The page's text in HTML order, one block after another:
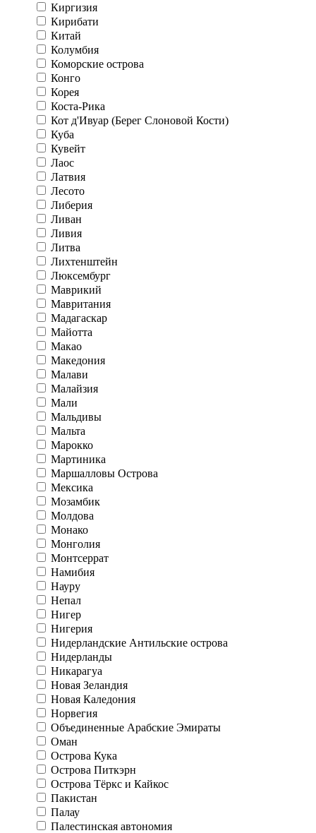
Киргизия
Кирибати
Китай
Колумбия
Коморские острова
Конго
Корея
Коста-Рика
Кот д'Ивуар (Берег Слоновой Кости)
Куба
Кувейт
Лаос
Латвия
Лесото
Либерия
Ливан
Ливия
Литва
Лихтенштейн
Люксембург
Маврикий
Мавритания
Мадагаскар
Майотта
Макао
Македония
Малави
Малайзия
Мали
Мальдивы
Мальта
Марокко
Мартиника
Маршалловы Острова
Мексика
Мозамбик
Молдова
Монако
Монголия
Монтсеррат
Намибия
Науру
Непал
Нигер
Нигерия
Нидерландские Антильские острова
Нидерланды
Никарагуа
Новая Зеландия
Новая Каледония
Норвегия
Объединенные Арабские Эмираты
Оман
Острова Кука
Острова Питкэрн
Острова Тёркс и Кайкос
Пакистан
Палау
Палестинская автономия